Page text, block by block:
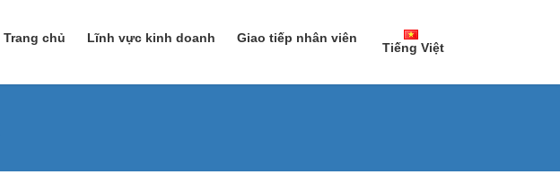
Trang chủ Lĩnh vực kinh doanh Giao tiếp nhân viên
Tiếng Việt